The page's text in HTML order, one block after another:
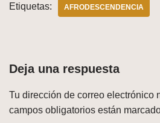
Etiquetas: AFRODESCENDENCIA
Deja una respuesta
Tu dirección de correo electrónico
campos obligatorios están